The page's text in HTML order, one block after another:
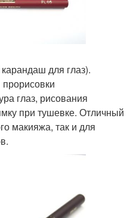
для глаз).
глаз, рисования
при тушевке. Отличный
макияжа, так и для